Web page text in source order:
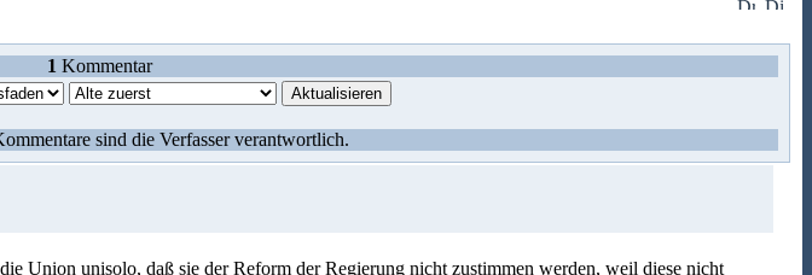
1 Kommentar
sind die Verfasser verantwortlich.
Union unisolo, daß sie der Reform der Regierung nicht zustimmen werden, weil diese nicht